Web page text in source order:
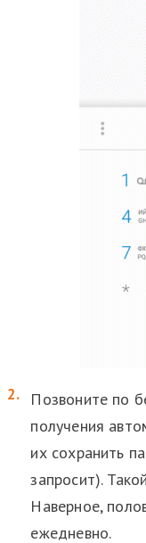
Позвоните по
получения
их сохранить
запросит).
Наверное,
ежедневно.